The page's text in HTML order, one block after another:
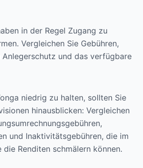
in der Regel Zugang zu
Vergleichen Sie Gebühren,
und das verfügbare
niedrig zu halten, sollten Sie
hinausblicken: Vergleichen
und Inaktivitätsgebühren, die im
Renditen schmälern können.